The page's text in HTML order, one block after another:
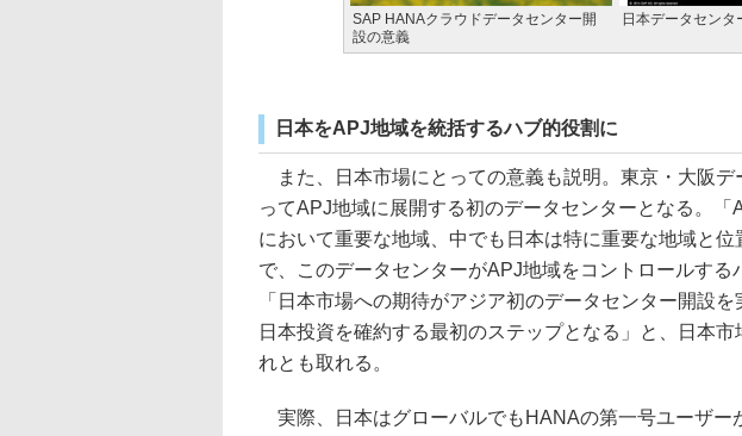
SAP HANAクラウドデータセンター開
設の意義
日本データセン
日本をAPJ地域を統括するハブ的役割に
また、日本市場にとっての意義も説明。東京・大阪デ
ってAPJ地域に展開する初のデータセンターとなる。「
において重要な地域、中でも日本は特に重要な地域と位
で、このデータセンターがAPJ地域をコントロールする
「日本市場への期待がアジア初のデータセンター開設
日本投資を確約する最初のステップとなる」と、日本
れとも取れる。
実際、日本はグローバルでもHANAの第一号ユーザー